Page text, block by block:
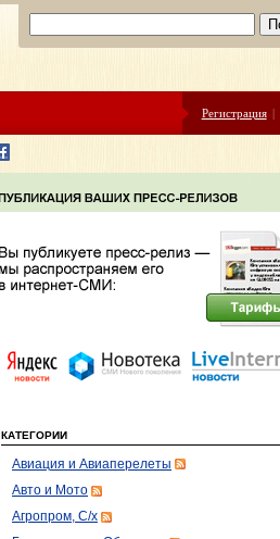
Регистрация |
КАТЕГОРИИ
Авиация и Авиаперелеты
Авто и Мото
Агропром, С/х